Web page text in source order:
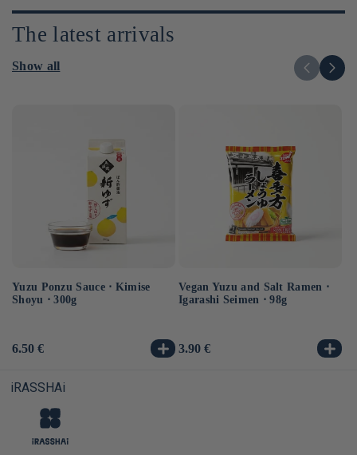
The latest arrivals
Show all
Yuzu Ponzu Sauce ⋅ Kimise
Shoyu ⋅ 300g
Usual
6.50 €
Vegan Yuzu and Salt Ramen ⋅
Igarashi Seimen ⋅ 98g
Usual
3.90 €
iRASSHAi